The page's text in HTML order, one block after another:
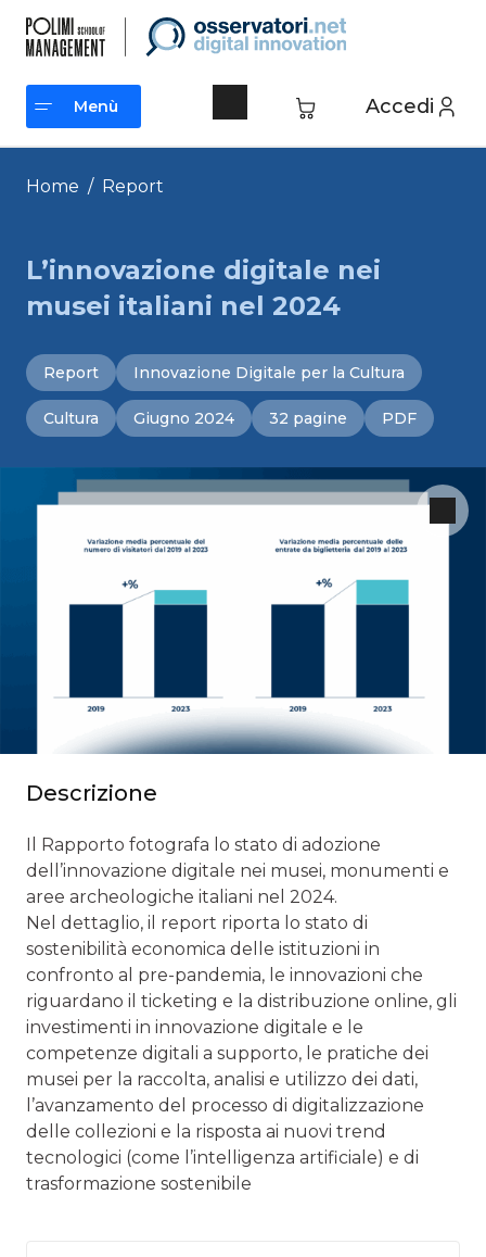
contenuto
Accedi
Menù
Menù
Home / Report
L’innovazione digitale nei
musei italiani nel 2024
Report Innovazione Digitale per la Cultura
Cultura Giugno 2024 32 pagine PDF
Descrizione
Il Rapporto fotografa lo stato di adozione
dell’innovazione digitale nei musei, monumenti e
aree archeologiche italiani nel 2024.
Nel dettaglio, il report riporta lo stato di
sostenibilità economica delle istituzioni in
confronto al pre-pandemia, le innovazioni che
riguardano il ticketing e la distribuzione online, gli
investimenti in innovazione digitale e le
competenze digitali a supporto, le pratiche dei
musei per la raccolta, analisi e utilizzo dei dati,
l’avanzamento del processo di digitalizzazione
delle collezioni e la risposta ai nuovi trend
tecnologici (come l’intelligenza artificiale) e di
trasformazione sostenibile